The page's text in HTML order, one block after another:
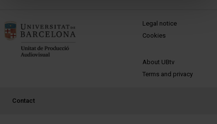
MENÚ PEU 1
Legal notice
Cookies
PEU 2
About UBtv
Terms and privacy
PEU 3
Contact